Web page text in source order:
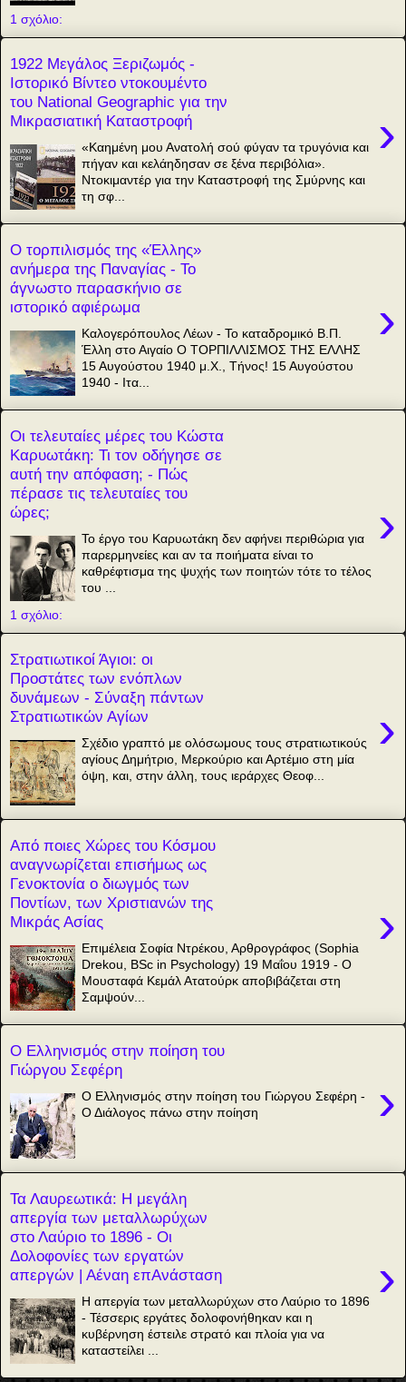
1 σχόλιο:
1922 Μεγάλος Ξεριζωμός -
Ιστορικό Βίντεο ντοκουμέντο
του National Geographic για την
Μικρασιατική Καταστροφή
›
«Καημένη μου Ανατολή σού φύγαν τα τρυγόνια και
πήγαν και κελάηδησαν σε ξένα περιβόλια».
Ντοκιμαντέρ για την Καταστροφή της Σμύρνης και
τη σφ...
Ο τορπιλισμός της «Έλλης»
ανήμερα της Παναγίας - Το
άγνωστο παρασκήνιο σε
ιστορικό αφιέρωμα
›
Καλογερόπουλος Λέων - Το καταδρομικό Β.Π.
Έλλη στο Αιγαίο Ο ΤΟΡΠΙΛΛΙΣΜΟΣ ΤΗΣ ΕΛΛΗΣ
15 Αυγούστου 1940 μ.Χ., Τήνος! 15 Αυγούστου
1940 - Ιτα...
Οι τελευταίες μέρες του Κώστα
Καρυωτάκη: Τι τον οδήγησε σε
αυτή την απόφαση; - Πώς
πέρασε τις τελευταίες του
ώρες;
›
Το έργο του Καρυωτάκη δεν αφήνει περιθώρια για
παρερμηνείες και αν τα ποιήματα είναι το
καθρέφτισμα της ψυχής των ποιητών τότε το τέλος
του ...
1 σχόλιο:
Στρατιωτικοί Άγιοι: οι
Προστάτες των ενόπλων
δυνάμεων - Σύναξη πάντων
Στρατιωτικών Αγίων
›
Σχέδιο γραπτό με ολόσωμους τους στρατιωτικούς
αγίους Δημήτριο, Μερκούριο και Αρτέμιο στη μία
όψη, και, στην άλλη, τους ιεράρχες Θεοφ...
Από ποιες Χώρες του Κόσμου
αναγνωρίζεται επισήμως ως
Γενοκτονία ο διωγμός των
Ποντίων, των Χριστιανών της
Μικράς Ασίας
›
Επιμέλεια Σοφία Ντρέκου, Αρθρογράφος (Sophia
Drekou, BSc in Psychology) 19 Μαΐου 1919 - Ο
Μουσταφά Κεμάλ Ατατούρκ αποβιβάζεται στη
Σαμψούν...
Ο Ελληνισμός στην ποίηση του
Γιώργου Σεφέρη
›
Ο Ελληνισμός στην ποίηση του Γιώργου Σεφέρη -
Ο Διάλογος πάνω στην ποίηση
Τα Λαυρεωτικά: Η μεγάλη
απεργία των μεταλλωρύχων
στο Λαύριο το 1896 - Οι
Δολοφονίες των εργατών
απεργών | Αέναη επΑνάσταση
›
Η απεργία των μεταλλωρύχων στο Λαύριο το 1896
- Τέσσερις εργάτες δολοφονήθηκαν και η
κυβέρνηση έστειλε στρατό και πλοία για να
καταστείλει ...